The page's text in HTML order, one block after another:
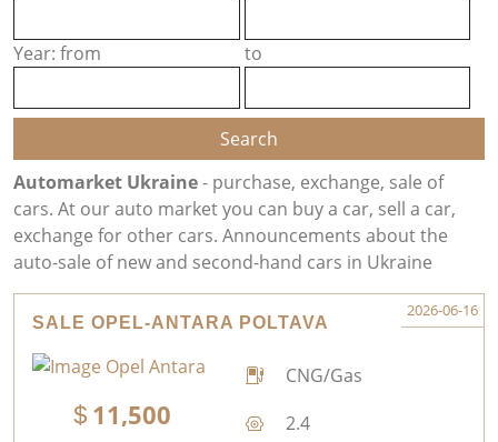
Year: from to
Automarket Ukraine- purchase, exchange, sale of
cars. At our auto market you can buy a car, sell a car,
exchange for other cars. Announcements about the
auto-sale of new and second-hand cars in Ukraine
SALE OPEL-ANTARA POLTAVA
2026-06-16
11,500
CNG/Gas
2.4